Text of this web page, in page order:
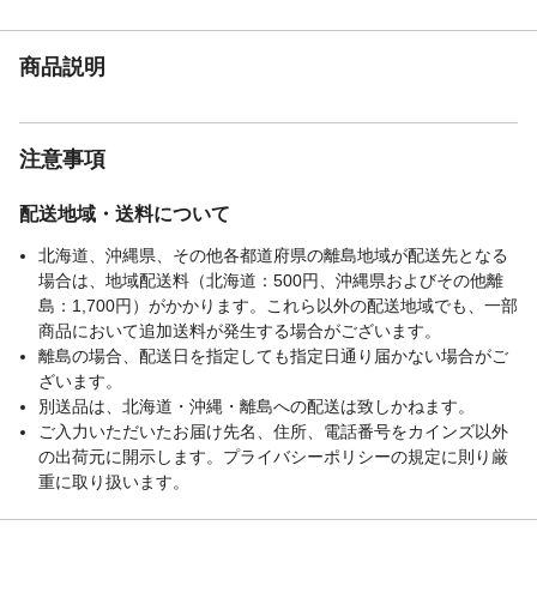
商品説明
注意事項
配送地域・送料について
北海道、沖縄県、その他各都道府県の離島地域が配送先となる
場合は、地域配送料（北海道：500円、沖縄県およびその他離
島：1,700円）がかかります。これら以外の配送地域でも、一部
商品において追加送料が発生する場合がございます。
離島の場合、配送日を指定しても指定日通り届かない場合がご
ざいます。
別送品は、北海道・沖縄・離島への配送は致しかねます。
ご入力いただいたお届け先名、住所、電話番号をカインズ以外
の出荷元に開示します。プライバシーポリシーの規定に則り厳
重に取り扱います。